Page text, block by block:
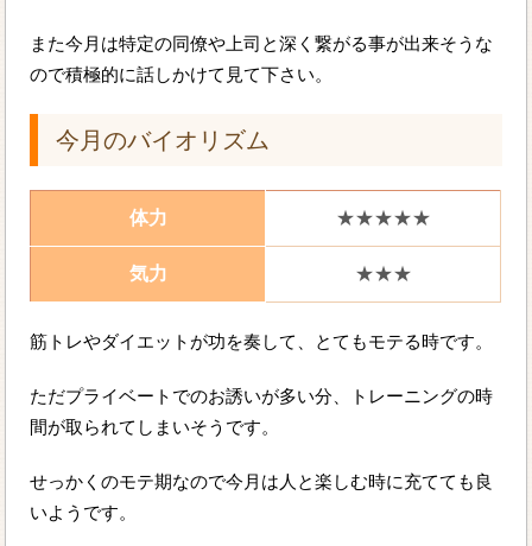
また今月は特定の同僚や上司と深く繋がる事が出来そうな
ので積極的に話しかけて見て下さい。
今月のバイオリズム
体力 ★★★★★
気力 ★★★
筋トレやダイエットが功を奏して、とてもモテる時です。
ただプライベートでのお誘いが多い分、トレーニングの時
間が取られてしまいそうです。
せっかくのモテ期なので今月は人と楽しむ時に充てても良
いようです。